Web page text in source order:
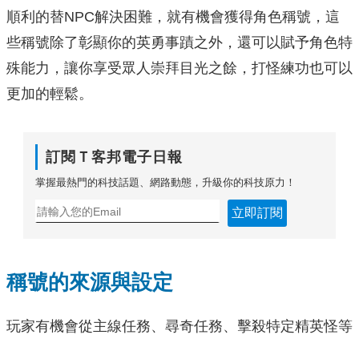
順利的替NPC解決困難，就有機會獲得角色稱號，這
些稱號除了彰顯你的英勇事蹟之外，還可以賦予角色特
殊能力，讓你享受眾人崇拜目光之餘，打怪練功也可以
更加的輕鬆。
訂閱Ｔ客邦電子日報
掌握最熱門的科技話題、網路動態，升級你的科技原力！
立即訂閱
稱號的來源與設定
玩家有機會從主線任務、尋奇任務、擊殺特定精英怪等